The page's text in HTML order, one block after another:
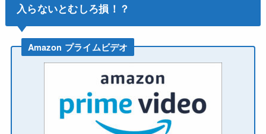
入らないとむしろ損！？
Amazon プライムビデオ